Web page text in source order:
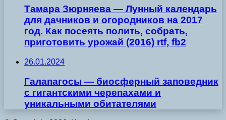
Тамара Зюрняева — Лунный календарь
для дачников и огородников на 2017
год. Как посеять полить, собрать,
приготовить урожай (2016) rtf, fb2
26.01.2024
Галапагосы — биосферный заповедник
с гигантскими черепахами и
уникальными обитателями